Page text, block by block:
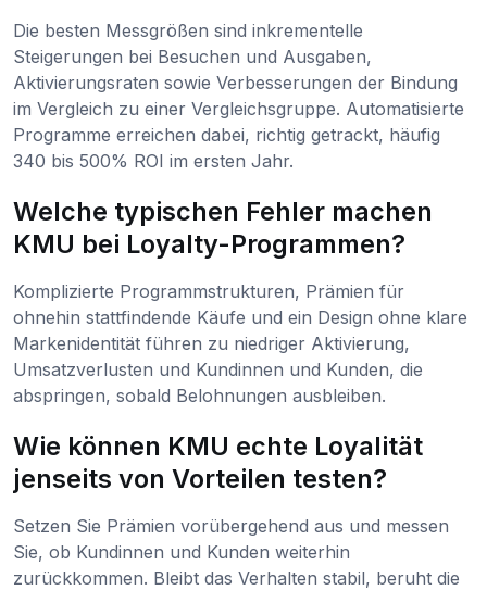
Die besten Messgrößen sind inkrementelle
Steigerungen bei Besuchen und Ausgaben,
Aktivierungsraten sowie Verbesserungen der Bindung
im Vergleich zu einer Vergleichsgruppe. Automatisierte
Programme erreichen dabei, richtig getrackt, häufig
340 bis 500% ROI im ersten Jahr.
Welche typischen Fehler machen
KMU bei Loyalty-Programmen?
Komplizierte Programmstrukturen, Prämien für
ohnehin stattfindende Käufe und ein Design ohne klare
Markenidentität führen zu niedriger Aktivierung,
Umsatzverlusten und Kundinnen und Kunden, die
abspringen, sobald Belohnungen ausbleiben.
Wie können KMU echte Loyalität
jenseits von Vorteilen testen?
Setzen Sie Prämien vorübergehend aus und messen
Sie, ob Kundinnen und Kunden weiterhin
zurückkommen. Bleibt das Verhalten stabil, beruht die